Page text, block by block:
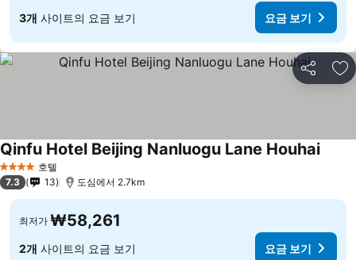
3개 사이트의 요금 보기 요금 보기
공유 즐
4 성급 호텔
Qinfu Hotel Beijing Nanluogu Lane Houhai
7.3 13 도심에서 2.7km
최저가 ₩58,261
2개 사이트의 요금 보기 요금 보기